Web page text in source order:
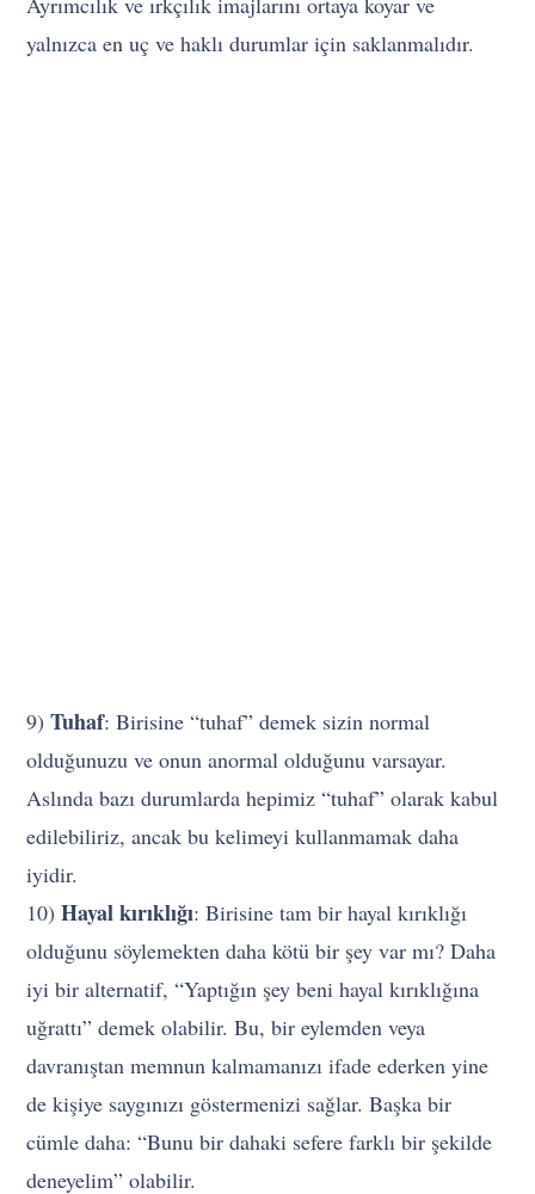
yalnızca en uç ve haklı durumlar için saklanmalıdır.
9)Tuhaf: Birisine “tuhaf” demek sizin normal
olduğunuzu ve onun anormal olduğunu varsayar.
Aslında bazı durumlarda hepimiz “tuhaf” olarak kabul
edilebiliriz, ancak bu kelimeyi kullanmamak daha
iyidir.
10)Hayal kırıklığı: Birisine tam bir hayal kırıklığı
olduğunu söylemekten daha kötü bir şey var mı? Daha
iyi bir alternatif, “Yaptığın şey beni hayal kırıklığına
uğrattı” demek olabilir. Bu, bir eylemden veya
davranıştan memnun kalmamanızı ifade ederken yine
de kişiye saygınızı göstermenizi sağlar. Başka bir
cümle daha: “Bunu bir dahaki sefere farklı bir şekilde
deneyelim” olabilir.